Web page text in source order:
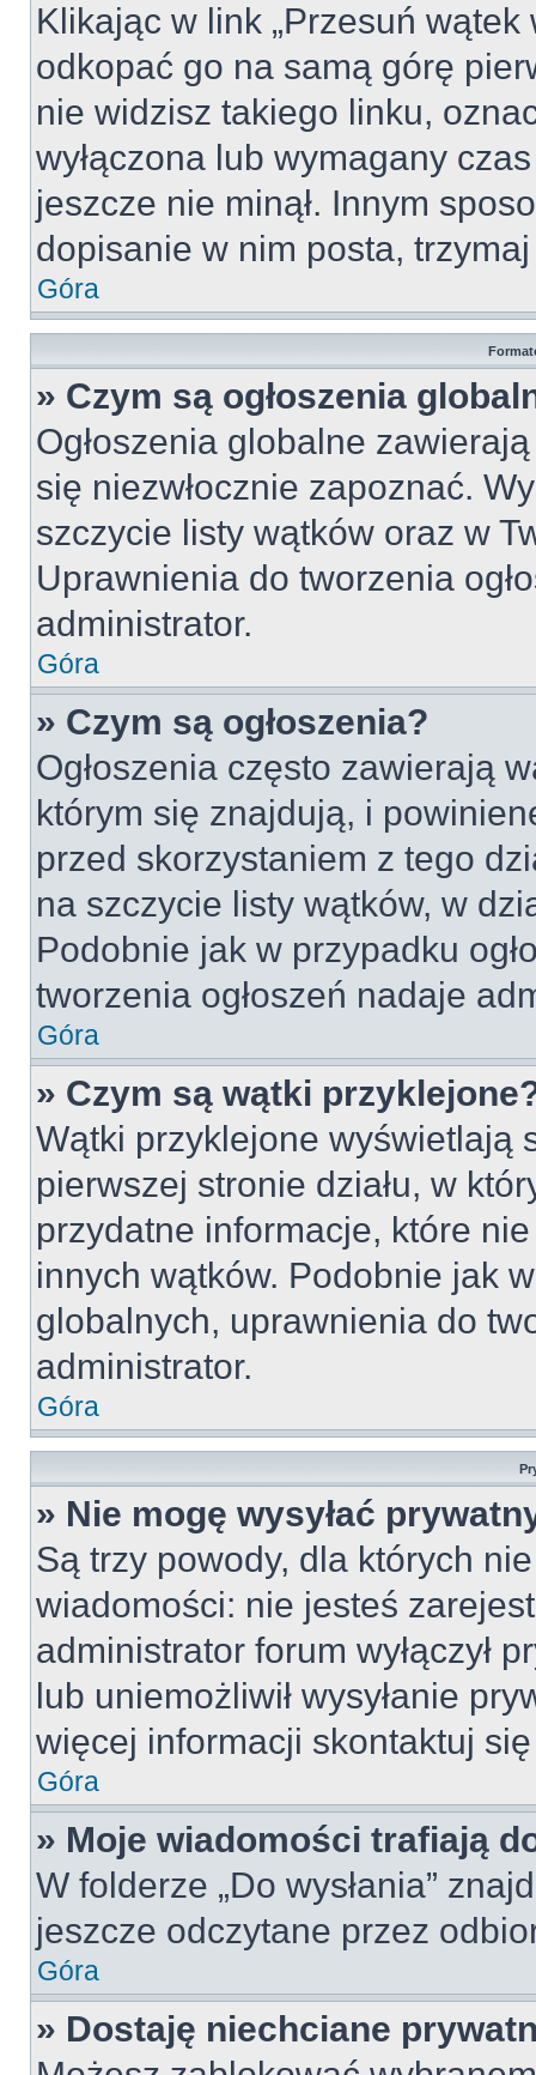
Klikając w link „Przesuń
odkopać go na samą górę
nie widzisz takiego linku,
wyłączona lub wymagany
jeszcze nie minął. Innym
dopisanie w nim posta,
Góra
» Czym są ogłoszenia
Ogłoszenia globalne
się niezwłocznie zapoznać.
szczycie listy wątków oraz w
Uprawnienia do tworzenia
administrator.
Góra
» Czym są ogłoszenia?
Ogłoszenia często zawierają
którym się znajdują, i
przed skorzystaniem z tego
na szczycie listy wątków, w
Podobnie jak w przypadku
tworzenia ogłoszeń nadaje
Góra
» Czym są wątki
Wątki przyklejone wyświetlają
pierwszej stronie działu, w
przydatne informacje, które
innych wątków. Podobnie jak
globalnych, uprawnienia do
administrator.
Góra
» Nie mogę wysyłać
Są trzy powody, dla których
wiadomości: nie jesteś
administrator forum wyłączył
lub uniemożliwił wysyłanie
więcej informacji skontaktuj
Góra
» Moje wiadomości trafiają
W folderze „Do wysłania”
jeszcze odczytane przez
Góra
» Dostaję niechciane